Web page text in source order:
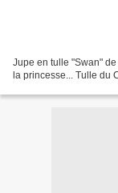
Jupe en tulle "Swan"
la princesse... Tulle du